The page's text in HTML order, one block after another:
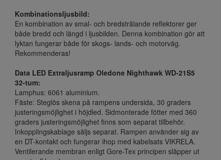
Kombinationsljusbild:
En kombination av smal- och bredstrålande reflektorer ger
både bredd och längd i ljusbilden. Denna kombination gör att
lyktan fungerar både för skogs- lands- och motorväg.
Rekommenderas!
Data LED Extraljusramp Oledone Nighthawk WD-21S5
32-tum:
Lamphus: 6061 aluminium.
Fäste: Steglös skena på rampens undersida, 30 graders
justeringsmöjlighet i höjdled. Sidmonterade fötter med 360
graders justeringsmöjlighet finns som separat tillbehör.
Inkopplingskablage säljs separat. Rampen använder sig av
en DT-kontakt och fungerar ihop med kabelsats VIKRELA.
Ventilerande membran enligt Gore-Tex principen släpper ut